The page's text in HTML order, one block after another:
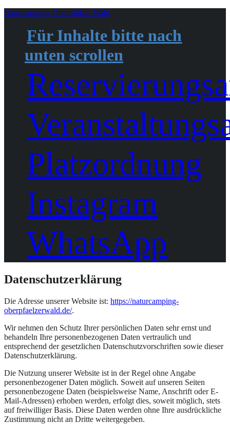
Skip
content
Naturcamping Oberpfälzer Wald
Für Inhalte bitte nach
unten scrollen
Platzordnung
Instagram
WhatsApp
Datenschutzerklärung
Die Adresse unserer Website ist: https://naturcamping-
oberpfaelzerwald.de/.
Wir nehmen den Schutz Ihrer persönlichen Daten sehr ernst und
behandeln Ihre personenbezogenen Daten vertraulich und
entsprechend der gesetzlichen Datenschutzvorschriften sowie dieser
Datenschutzerklärung.
Die Nutzung unserer Website ist in der Regel ohne Angabe
personenbezogener Daten möglich. Soweit auf unseren Seiten
personenbezogene Daten (beispielsweise Name, Anschrift oder E-
Mail-Adressen) erhoben werden, erfolgt dies, soweit möglich, stets
auf freiwilliger Basis. Diese Daten werden ohne Ihre ausdrückliche
Zustimmung nicht an Dritte weitergegeben.